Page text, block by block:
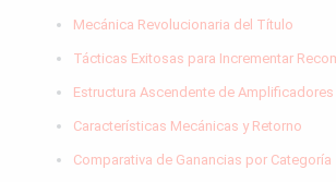
Mecánica Revolucionaria del Título
Tácticas Exitosas para Incrementar
Estructura Ascendente de Amplificadores
Características Mecánicas y Retorno
Comparativa de Ganancias por Categoría